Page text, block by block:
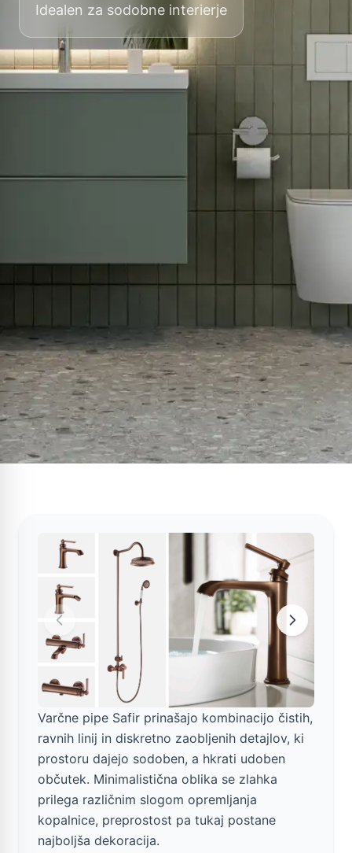
Idealen za sodobne interierje
Varčne pipe Safir prinašajo kombinacijo čistih,
ravnih linij in diskretno zaobljenih detajlov, ki
prostoru dajejo sodoben, a hkrati udoben
občutek. Minimalistična oblika se zlahka
prilega različnim slogom opremljanja
kopalnice, preprostost pa tukaj postane
najboljša dekoracija.